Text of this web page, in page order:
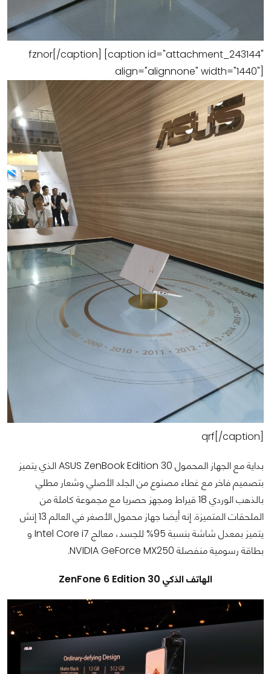
fznor[/caption] [caption id="attachment_243144"
align="alignnone" width="1440"]
qrf[/caption]
بداية مع الجهاز المحمول ASUS ZenBook Edition 30 الذي يتميز
بتصميم فاخر مع غطاء مصنوع من الجلد الأصلي وشعار مطلي
بالذهب الوردي 18 قيراط ومجهز حصريا مع مجموعة كاملة من
الملحقات المتميزة. إنه أيضا جهاز محمول الأصغر في العالم 13 إنش
يتميز بمعدل شاشة بنسبة 95% للجسد، معالج Intel Core i7 و
بطاقة رسومية منفصلة NVIDIA GeForce MX250.
الهاتف الذكي ZenFone 6 Edition 30